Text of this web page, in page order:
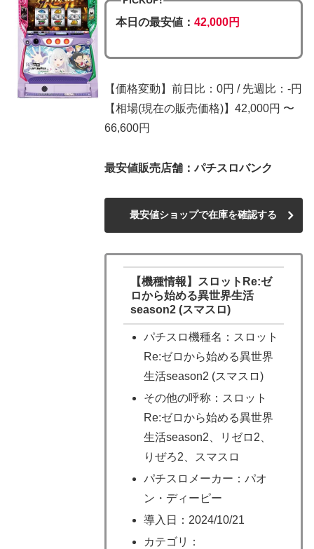
本日の最安値： 42,000円
【価格変動】前日比：0円 / 先週比：-円
【相場(現在の販売価格)】42,000円 〜
66,600円
最安値販売店舗：パチスロバンク
最安値ショップで在庫を確認する
【機種情報】スロットRe:ゼ
ロから始める異世界生活
season2 (スマスロ)
パチスロ機種名：スロット
Re:ゼロから始める異世界
生活season2 (スマスロ)
その他の呼称：スロット
Re:ゼロから始める異世界
生活season2、リゼロ2、
りぜろ2、スマスロ
パチスロメーカー：パオ
ン・ディーピー
導入日：2024/10/21
カテゴリ：